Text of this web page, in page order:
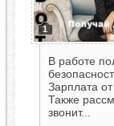
1
В работе
Зарплата
Также
звонит...